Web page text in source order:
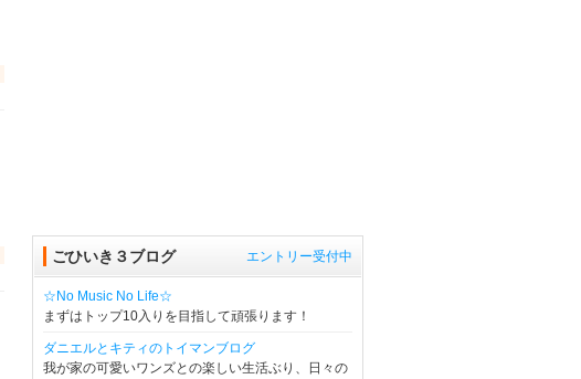
エントリー受付中
ごひいき３ブログ
☆No Music No Life☆
まずはトップ10入りを目指して頑張ります！
ダニエルとキティのトイマンブログ
我が家の可愛いワンズとの楽しい生活ぶり、日々の